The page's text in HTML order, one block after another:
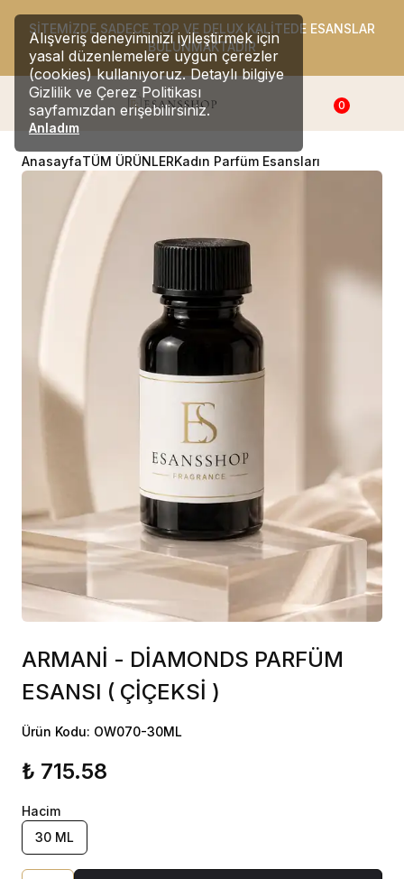
Alışveriş deneyiminizi iyileştirmek için
yasal düzenlemelere uygun çerezler
(cookies) kullanıyoruz. Detaylı bilgiye
Gizlilik ve Çerez Politikası
sayfamızdan erişebilirsiniz.
Anladım
SİTEMİZDE SADECE TOP VE DELUX KALİTEDE ESANSLAR
BULUNMAKTADIR
0
AnasayfaTÜM ÜRÜNLERKadın Parfüm Esansları
ARMANİ - DİAMONDS PARFÜM
ESANSI ( ÇİÇEKSİ )
Ürün Kodu: OW070-30ML
₺ 715.58
Hacim
30 ML